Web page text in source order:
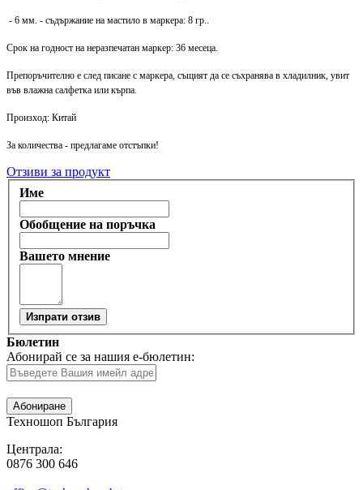
- 6 мм. - съдържание на мастило в маркера: 8 гр..
Срок на годност на неразпечатан маркер: 36 месеца.
Препоръчително е след писане с маркера, същият да се съхранява в хладилник, увит
във влажна салфетка или кърпа.
Произход: Китай
За количества - предлагаме отстъпки!
Отзиви за продукт
Име
Обобщение на поръчка
Вашето мнение
Изпрати отзив
Бюлетин
Абонирай се за нашия е-бюлетин:
Абониране
Техношоп България
Централа:
0876 300 646